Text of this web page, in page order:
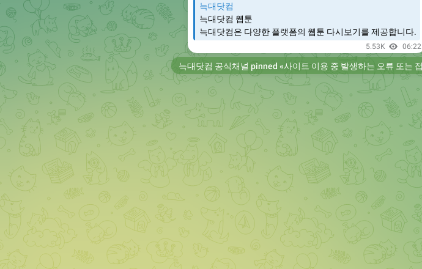
늑대닷컴
늑대닷컴 웹툰
늑대닷컴은 다양한 플랫폼의 웹툰 다시보기를 제공합니다.
5.53K 06:22
늑대닷컴 공식채널 pinned «